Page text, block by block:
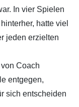
In vier Spielen
hatte viel
jeden erzielten
Coach
entgegen,
sich entscheiden